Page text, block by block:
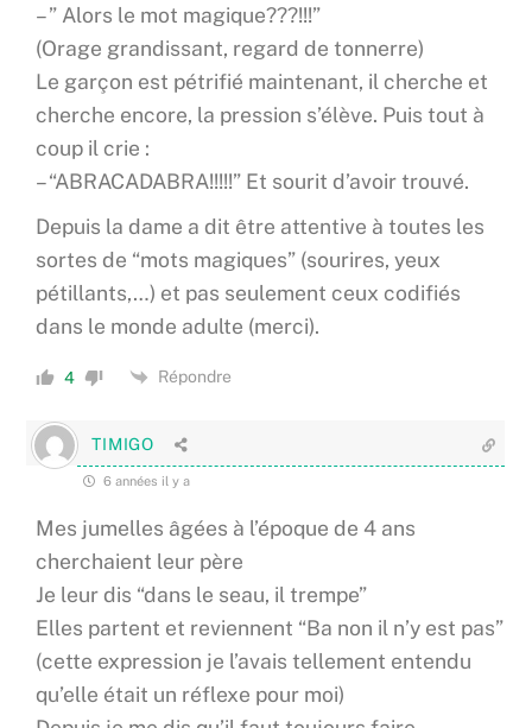
– ” Alors le mot magique???!!!”
(Orage grandissant, regard de tonnerre)
Le garçon est pétrifié maintenant, il cherche et
cherche encore, la pression s’élève. Puis tout à
coup il crie :
– “ABRACADABRA!!!!!” Et sourit d’avoir trouvé.
Depuis la dame a dit être attentive à toutes les
sortes de “mots magiques” (sourires, yeux
pétillants,…) et pas seulement ceux codifiés
dans le monde adulte (merci).
4 Répondre
TIMIGO
6 années il y a
Mes jumelles âgées à l’époque de 4 ans
cherchaient leur père
Je leur dis “dans le seau, il trempe”
Elles partent et reviennent “Ba non il n’y est pas”
(cette expression je l’avais tellement entendu
qu’elle était un réflexe pour moi)